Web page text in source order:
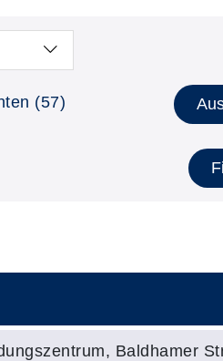
(57)
Baldhamer